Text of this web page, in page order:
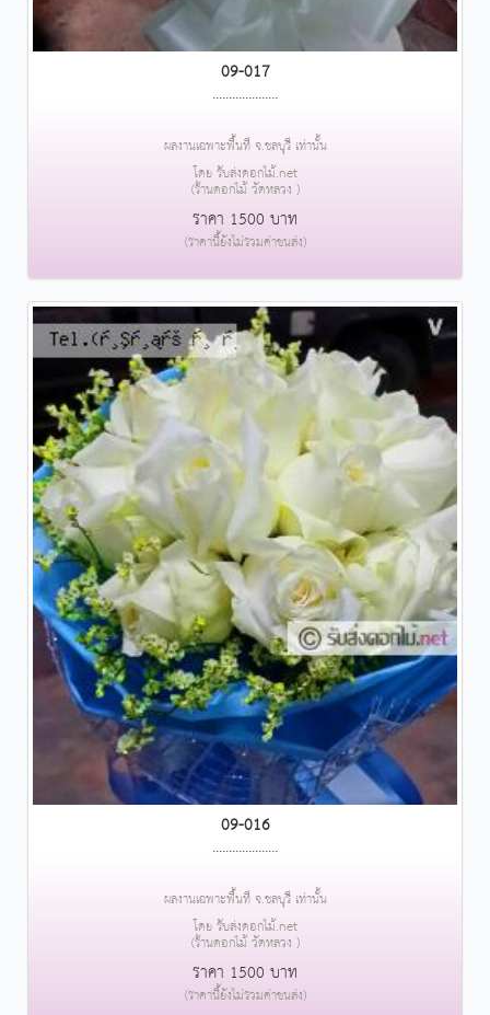
09-017
....................
ผลงานเฉพาะพื้นที่ จ.ชลบุรี เท่านั้น
โดย รับส่งดอกไม้.net
(ร้านดอกไม้ วัดหลวง )
ราคา 1500 บาท
(ราคานี้ยังไม่รวมค่าขนส่ง)
09-016
....................
ผลงานเฉพาะพื้นที่ จ.ชลบุรี เท่านั้น
โดย รับส่งดอกไม้.net
(ร้านดอกไม้ วัดหลวง )
ราคา 1500 บาท
(ราคานี้ยังไม่รวมค่าขนส่ง)